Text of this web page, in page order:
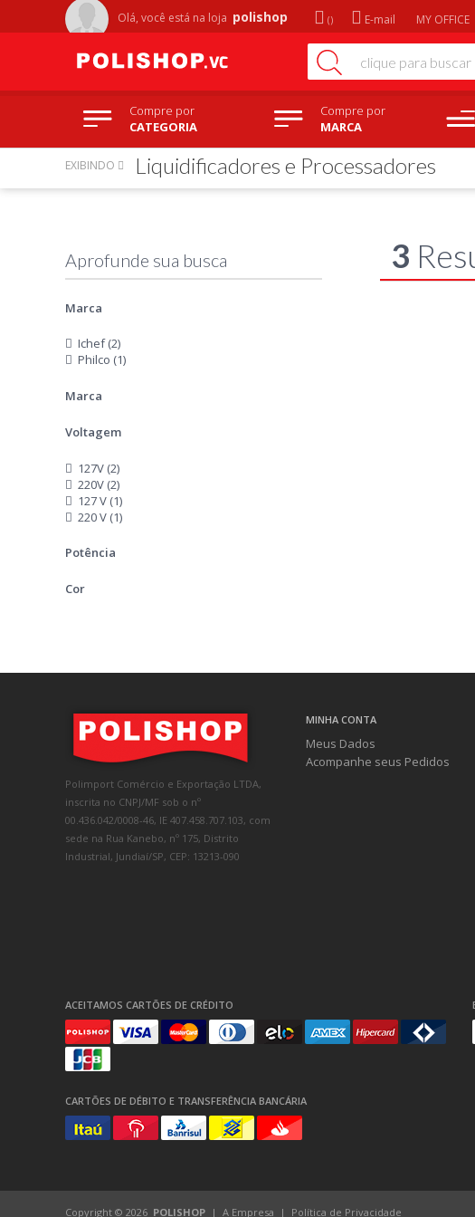
Olá, você está na loja polishop E-mail MY OFFICE
Compre por
CATEGORIA
Compre por
MARCA
Marca
Ichef (2)
Philco (1)
Marca
Voltagem
127V (2)
220V (2)
127 V (1)
220 V (1)
Potência
Cor
EXIBINDO Liquidificadores e Processadores
3
Polimport Comércio e Exportação LTDA,
inscrita no CNPJ/MF sob o nº
00.436.042/0008-46, IE 407.458.707.103, com
sede na Rua Kanebo, nº 175, Distrito
Industrial, Jundiaí/SP, CEP: 13213-090
MINHA CONTA
Meus Dados
Acompanhe seus Pedidos
ACEITAMOS CARTÕES DE CRÉDITO
CARTÕES DE DÉBITO E TRANSFERÊNCIA BANCÁRIA
Copyright © 2026 POLISHOP A Empresa Política de Privacidade